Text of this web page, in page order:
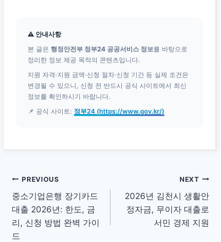
⚠ 안내사항
본 글은 행정안전부 정부24 공공서비스 정보를 바탕으로
정리한 정보 제공 목적의 콘텐츠입니다.
지원 자격·지원 금액·신청 절차·신청 기간 등 실제 조건은
변경될 수 있으니, 신청 전 반드시 공식 사이트에서 최신
정보를 확인하시기 바랍니다.
📌 공식 사이트: 정부24 (https://www.gov.kr/)
글
탐
색
PREVIOUS
중소기업은행 장기카드
대출 2026년: 한도, 금
리, 신청 방법 완벽 가이
드
NEXT
2026년 김천시 생활안
정자금, 무이자 대출로
서민 경제 지원